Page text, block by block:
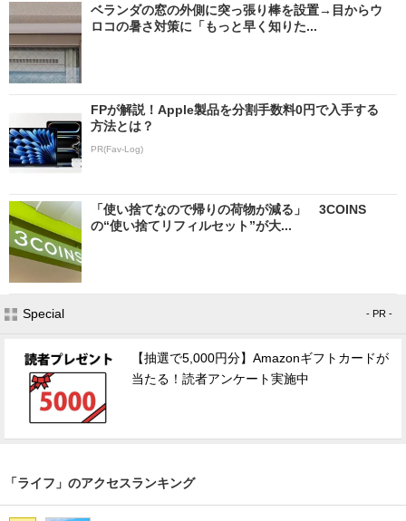
ベランダの窓の外側に突っ張り棒を設置→目からウ
ロコの暑さ対策に「もっと早く知りた...
FPが解説！Apple製品を分割手数料0円で入手する
方法とは？
PR(Fav-Log)
「使い捨てなので帰りの荷物が減る」 3COINS
の“使い捨てリフィルセット”が大...
Special - PR -
【抽選で5,000円分】Amazonギフトカードが
当たる！読者アンケート実施中
「ライフ」のアクセスランキング